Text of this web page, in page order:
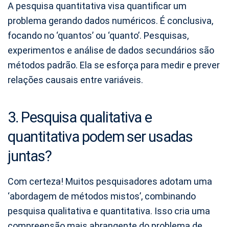
A pesquisa quantitativa visa quantificar um
problema gerando dados numéricos. É conclusiva,
focando no ‘quantos’ ou ‘quanto’. Pesquisas,
experimentos e análise de dados secundários são
métodos padrão. Ela se esforça para medir e prever
relações causais entre variáveis.
3. Pesquisa qualitativa e
quantitativa podem ser usadas
juntas?
Com certeza! Muitos pesquisadores adotam uma
‘abordagem de métodos mistos’, combinando
pesquisa qualitativa e quantitativa. Isso cria uma